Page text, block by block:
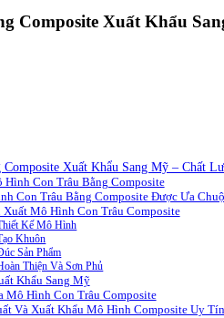
Composite Xuất Khẩu
Xuất Khẩu Sang Mỹ – Chất
Hình Con Trâu Bằng Composite
Con Trâu Bằng Composite Được Ưa
Xuất Mô Hình Con Trâu Composite
Kế Mô Hình
Khuôn
Sản Phẩm
Thiện Và Sơn Phủ
Khẩu Sang Mỹ
Mô Hình Con Trâu Composite
Và Xuất Khẩu Mô Hình Composite Uy Tín